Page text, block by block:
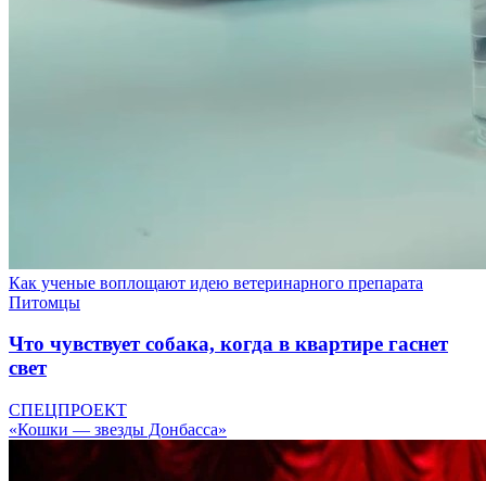
Как ученые воплощают идею ветеринарного препарата
Питомцы
Что чувствует собака, когда в квартире гаснет
свет
СПЕЦПРОЕКТ
«Кошки — звезды Донбасса»